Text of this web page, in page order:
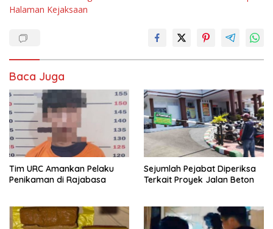
Halaman Kejaksaan
Baca Juga
Tim URC Amankan Pelaku
Penikaman di Rajabasa
Sejumlah Pejabat Diperiksa
Terkait Proyek Jalan Beton